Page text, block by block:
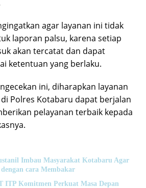
agar layanan ini tidak
laporan palsu, karena setiap
akan tercatat dan dapat
ketentuan yang berlaku.
ini, diharapkan layanan
Polres Kotabaru dapat berjalan
pelayanan terbaik kepada
Imbau Masyarakat Kotabaru Agar
cara Membakar
ITP Komitmen Perkuat Masa Depan